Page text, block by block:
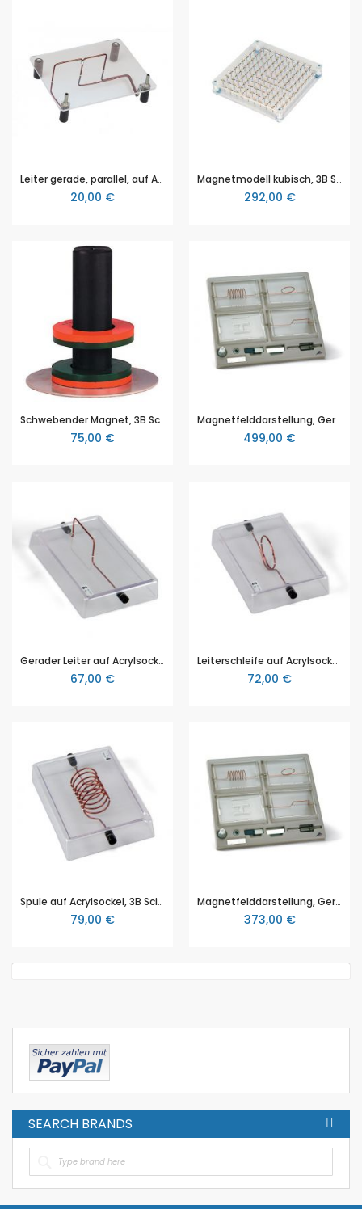
Leiter gerade, parallel, auf Acrylglassockel
20,00 €
Magnetmodell kubisch, 3B Scientific (1002976 [U15351])
292,00 €
Schwebender Magnet, 3B Scientific (1000943 [U8495222])
75,00 €
Magnetfelddarstellung, Gerätesatz, 3B Scientific
499,00 €
Gerader Leiter auf Acrylsockel, 3B Scientific (1000926 [U8491791])
67,00 €
Leiterschleife auf Acrylsockel, 3B Scientific (1000927 [U8491792])
72,00 €
Spule auf Acrylsockel, 3B Scientific (1000928 [U8491793])
79,00 €
Magnetfelddarstellung, Gerätesatz, 3B Scientific (1000925 [U8491790])
373,00 €
SEARCH BRANDS